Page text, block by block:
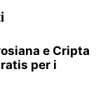
e Cripta
per i